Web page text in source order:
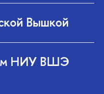
Вышкой
НИУ ВШЭ